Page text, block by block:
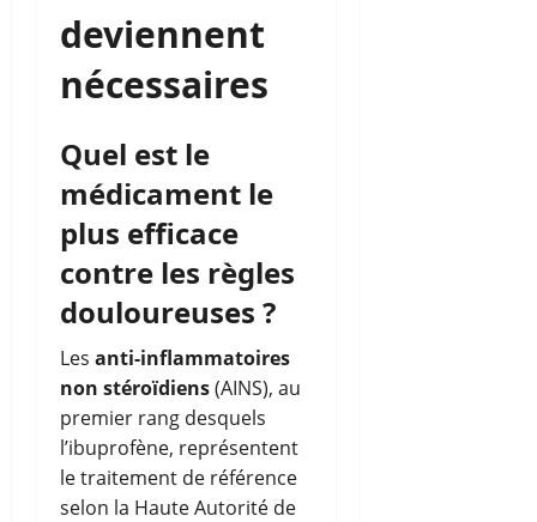
deviennent
nécessaires
Quel est le
médicament le
plus efficace
contre les règles
douloureuses ?
Les anti-inflammatoires
non stéroïdiens(AINS), au
premier rang desquels
l’ibuprofène, représentent
le traitement de référence
selon la Haute Autorité de